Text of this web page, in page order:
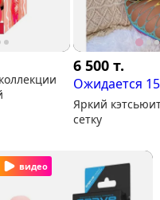
6 500т.
Ожидается
Яркий
сетку
видео